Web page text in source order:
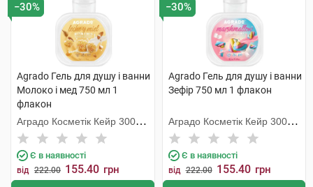
−30%
Agrado Гель для душу і ванни
Молоко і мед 750 мл 1
флакон
Аградо Косметік Кейр 3000
С.Л.У.
Є в наявності
від 222.00 155.40 грн
−30%
Agrado Гель для душу і ванни
Зефір 750 мл 1 флакон
Аградо Косметік Кейр 3000
С.Л.У.
Є в наявності
від 222.00 155.40 грн